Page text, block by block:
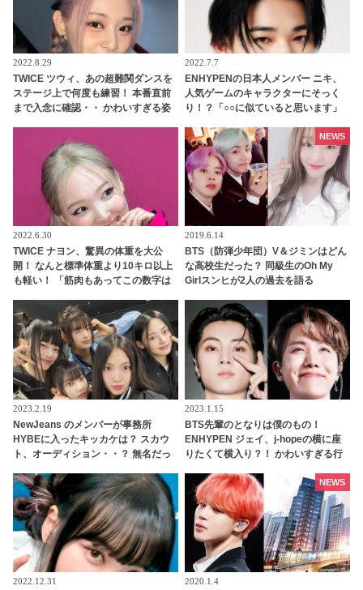
2022.8.29
TWICE ツウィ、あの超難関ダンスを
ステージ上で何度も練習！ 本番直前
まで入念に確認・・ かわいすぎる姿
2022.7.7
ENHYPENの日本人メンバー ニキ、
人気ゲームのキャラクターにそっく
り！？「○○に似ていると思います」
にもそっくりな見た目にファン大爆
笑「客観的な視点で自分を見てるね
ｗｗ」
2022.6.30
TWICE ナヨン、驚異の体重を大公
開！ なんと標準体重より10キロ以上
も軽い！ 「筋肉もあってこの数字は
2019.6.14
BTS（防弾少年団）V＆ジミンはどん
な高校生だった？ 同級生のOh My
Girlスンヒが2人の過去を語る
NEWS
2023.2.19
NewJeans のメンバーが事務所
HYBEに入ったキッカケは？ スカウ
ト、オーディション・・？ 無名だっ
質を見いだされたのか、その経緯が
明らかに
2023.1.15
BTS先輩のとなりは僕のもの！
ENHYPEN ジェイ、j-hopeの横に座
りたくて横入り？！ かわいすぎる行
2022.12.31 2020.1.4
NEWS